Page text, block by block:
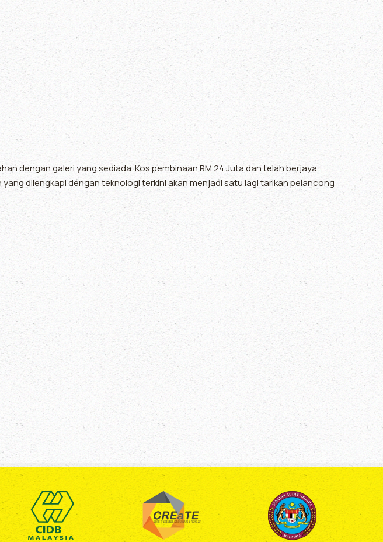
dengan galeri yang sediada. Kos pembinaan RM 24 Juta dan telah berjaya
dilengkapi dengan teknologi terkini akan menjadi satu lagi tarikan pelancong